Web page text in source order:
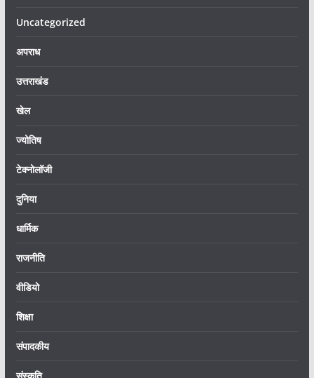
Uncategorized
अपराध
उत्तराखंड
खेल
ज्योतिष
टेक्नोलॉजी
दुनिया
धार्मिक
राजनीति
वीडियो
शिक्षा
संपादकीय